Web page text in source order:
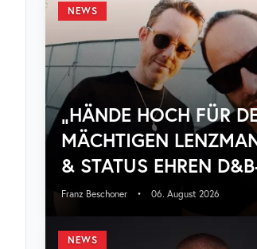
NEWS
„HÄNDE HOCH FÜR
MÄCHTIGEN
& STATUS EHREN
Franz Beschoner • 06. August 2026
NEWS